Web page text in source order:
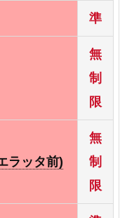
前) －
－
－
－
－
準
無
制
限
ラッタ前)
無
制
限